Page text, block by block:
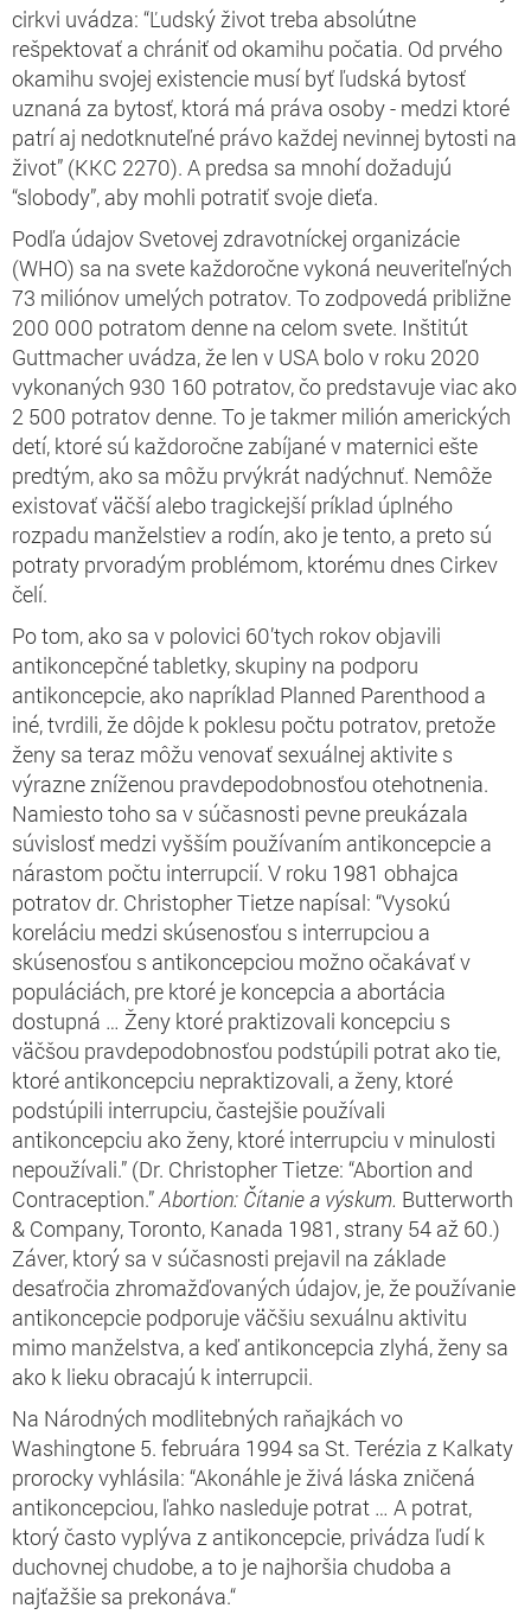
cirkvi uvádza: “Ľudský život treba absolútne
rešpektovať a chrániť od okamihu počatia. Od prvého
okamihu svojej existencie musí byť ľudská bytosť
uznaná za bytosť, ktorá má práva osoby - medzi ktoré
patrí aj nedotknuteľné právo každej nevinnej bytosti na
život” (KKC 2270). A predsa sa mnohí dožadujú
“slobody”, aby mohli potratiť svoje dieťa.
Podľa údajov Svetovej zdravotníckej organizácie
(WHO) sa na svete každoročne vykoná neuveriteľných
73 miliónov umelých potratov. To zodpovedá približne
200 000 potratom denne na celom svete. Inštitút
Guttmacher uvádza, že len v USA bolo v roku 2020
vykonaných 930 160 potratov, čo predstavuje viac ako
2 500 potratov denne. To je takmer milión amerických
detí, ktoré sú každoročne zabíjané v maternici ešte
predtým, ako sa môžu prvýkrát nadýchnuť. Nemôže
existovať väčší alebo tragickejší príklad úplného
rozpadu manželstiev a rodín, ako je tento, a preto sú
potraty prvoradým problémom, ktorému dnes Cirkev
čelí.
Po tom, ako sa v polovici 60’tych rokov objavili
antikoncepčné tabletky, skupiny na podporu
antikoncepcie, ako napríklad Planned Parenthood a
iné, tvrdili, že dôjde k poklesu počtu potratov, pretože
ženy sa teraz môžu venovať sexuálnej aktivite s
výrazne zníženou pravdepodobnosťou otehotnenia.
Namiesto toho sa v súčasnosti pevne preukázala
súvislosť medzi vyšším používaním antikoncepcie a
nárastom počtu interrupcií. V roku 1981 obhajca
potratov dr. Christopher Tietze napísal: “Vysokú
koreláciu medzi skúsenosťou s interrupciou a
skúsenosťou s antikoncepciou možno očakávať v
populáciách, pre ktoré je koncepcia a abortácia
dostupná … Ženy ktoré praktizovali koncepciu s
väčšou pravdepodobnosťou podstúpili potrat ako tie,
ktoré antikoncepciu nepraktizovali, a ženy, ktoré
podstúpili interrupciu, častejšie používali
antikoncepciu ako ženy, ktoré interrupciu v minulosti
nepoužívali.” (Dr. Christopher Tietze: “Abortion and
Contraception.”Abortion: Čítanie a výskum. Butterworth
& Company, Toronto, Kanada 1981, strany 54 až 60.)
Záver, ktorý sa v súčasnosti prejavil na základe
desaťročia zhromažďovaných údajov, je, že používanie
antikoncepcie podporuje väčšiu sexuálnu aktivitu
mimo manželstva, a keď antikoncepcia zlyhá, ženy sa
ako k lieku obracajú k interrupcii.
Na Národných modlitebných raňajkách vo
Washingtone 5. februára 1994 sa St. Terézia z Kalkaty
prorocky vyhlásila: “Akonáhle je živá láska zničená
antikoncepciou, ľahko nasleduje potrat … A potrat,
ktorý často vyplýva z antikoncepcie, privádza ľudí k
duchovnej chudobe, a to je najhoršia chudoba a
najťažšie sa prekonáva.“